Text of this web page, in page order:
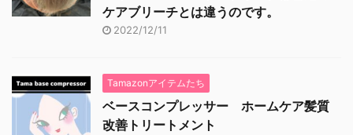
ケアブリーチとは違うのです。
2022/12/11
Tamazonアイテムたち
ベースコンプレッサー ホームケア髪質
改善トリートメント